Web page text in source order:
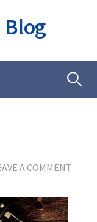
Blog
Ricerca
A COMMENT